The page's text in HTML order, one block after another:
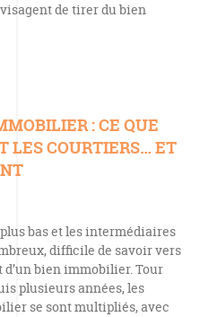
de tirer du bien
: CE QUE
LES COURTIERS… ET
bas et les intermédiaires
difficile de savoir vers
bien immobilier. Tour
plusieurs années, les
se sont multipliés, avec